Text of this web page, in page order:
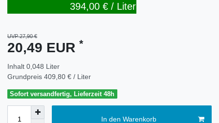
394,00 € / Liter
UVP 27,90 €
20,49 EUR *
Inhalt 0,048 Liter
Grundpreis 409,80 € / Liter
Sofort versandfertig, Lieferzeit 48h
In den Warenkorb